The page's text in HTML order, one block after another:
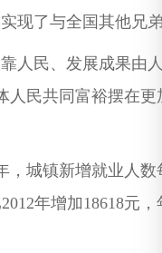
现了与全国其他兄
民、发展成果由
人民共同富裕摆在
城镇新增就业人数
年增加18618元